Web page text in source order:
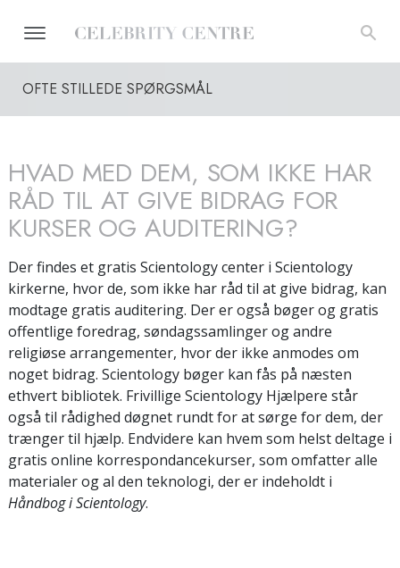
OFTE STILLEDE SPØRGSMÅL
HVAD MED DEM, SOM IKKE HAR
RÅD TIL AT GIVE BIDRAG FOR
KURSER OG AUDITERING?
Der findes et gratis Scientology center i Scientology
kirkerne, hvor de, som ikke har råd til at give bidrag, kan
modtage gratis auditering. Der er også bøger og gratis
offentlige foredrag, søndagssamlinger og andre
religiøse arrangementer, hvor der ikke anmodes om
noget bidrag. Scientology bøger kan fås på næsten
ethvert bibliotek. Frivillige Scientology Hjælpere står
også til rådighed døgnet rundt for at sørge for dem, der
trænger til hjælp. Endvidere kan hvem som helst deltage i
gratis online korrespondancekurser, som omfatter alle
materialer og al den teknologi, der er indeholdt i
Håndbog i Scientology.